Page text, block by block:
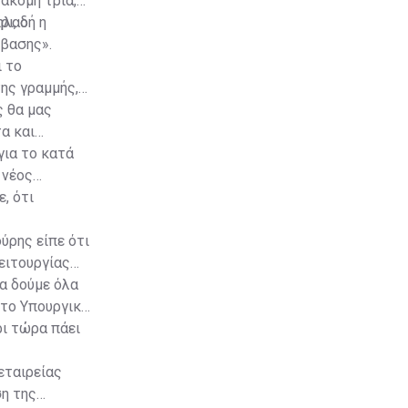
ο η
το
γραμμής,
θα μας
και
το κατά
ότι
είπε ότι
δούμε όλα
Υπουργικό
τώρα πάει
της